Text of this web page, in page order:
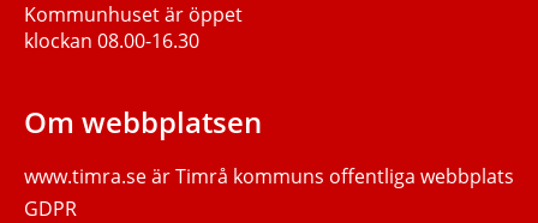
Kommunhuset är öppet
klockan 08.00-16.30
Om webbplatsen
www.timra.seär Timrå kommuns offentliga webbplats
GDPR